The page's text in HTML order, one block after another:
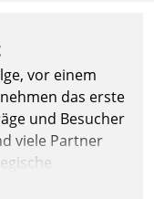
vor einem
das erste
und Besucher
viele Partner